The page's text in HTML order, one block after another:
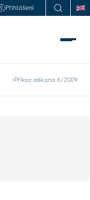
Přihlášení
Příkaz děkana 6/2009